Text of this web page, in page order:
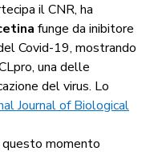
il CNR, ha
funge da inibitore
Covid-19, mostrando
una delle
del virus. Lo
Journal of Biological
momento